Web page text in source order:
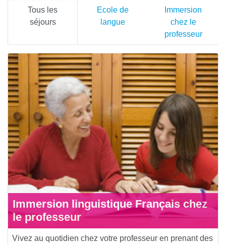
Tous les
séjours
Ecole de
langue
Immersion
chez le
professeur
Immersion linguistique Français chez
le professeur
Vivez au quotidien chez votre professeur en prenant des